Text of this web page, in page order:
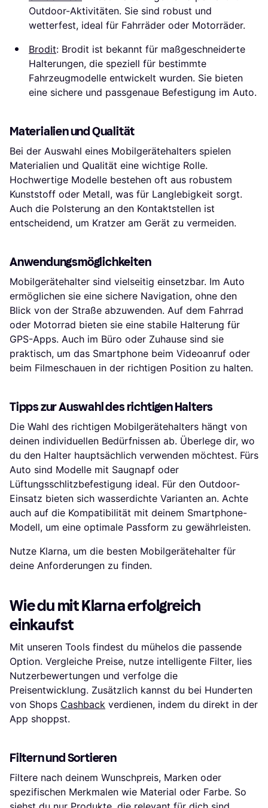
Outdoor-Aktivitäten. Sie sind robust und
wetterfest, ideal für Fahrräder oder Motorräder.
Brodit: Brodit ist bekannt für maßgeschneiderte
Halterungen, die speziell für bestimmte
Fahrzeugmodelle entwickelt wurden. Sie bieten
eine sichere und passgenaue Befestigung im Auto.
Materialien und Qualität
Bei der Auswahl eines Mobilgerätehalters spielen
Materialien und Qualität eine wichtige Rolle.
Hochwertige Modelle bestehen oft aus robustem
Kunststoff oder Metall, was für Langlebigkeit sorgt.
Auch die Polsterung an den Kontaktstellen ist
entscheidend, um Kratzer am Gerät zu vermeiden.
Anwendungsmöglichkeiten
Mobilgerätehalter sind vielseitig einsetzbar. Im Auto
ermöglichen sie eine sichere Navigation, ohne den
Blick von der Straße abzuwenden. Auf dem Fahrrad
oder Motorrad bieten sie eine stabile Halterung für
GPS-Apps. Auch im Büro oder Zuhause sind sie
praktisch, um das Smartphone beim Videoanruf oder
beim Filmeschauen in der richtigen Position zu halten.
Tipps zur Auswahl des richtigen Halters
Die Wahl des richtigen Mobilgerätehalters hängt von
deinen individuellen Bedürfnissen ab. Überlege dir, wo
du den Halter hauptsächlich verwenden möchtest. Fürs
Auto sind Modelle mit Saugnapf oder
Lüftungsschlitzbefestigung ideal. Für den Outdoor-
Einsatz bieten sich wasserdichte Varianten an. Achte
auch auf die Kompatibilität mit deinem Smartphone-
Modell, um eine optimale Passform zu gewährleisten.
Nutze Klarna, um die besten Mobilgerätehalter für
deine Anforderungen zu finden.
Wie du mit Klarna erfolgreich
einkaufst
Mit unseren Tools findest du mühelos die passende
Option. Vergleiche Preise, nutze intelligente Filter, lies
Nutzerbewertungen und verfolge die
Preisentwicklung. Zusätzlich kannst du bei Hunderten
von Shops Cashback verdienen, indem du direkt in der
App shoppst.
Filtern und Sortieren
Filtere nach deinem Wunschpreis, Marken oder
spezifischen Merkmalen wie Material oder Farbe. So